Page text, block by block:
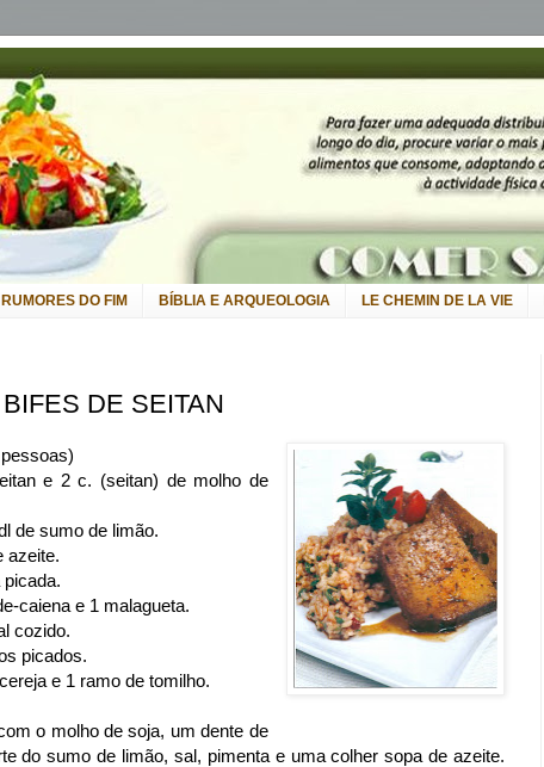
RUMORES DO FIM BÍBLIA E ARQUEOLOGIA LE CHEMIN DE LA VIE
DE SEITAN
e 2 c. (seitan) de molho de
de sumo de limão.
azeite.
caiena e 1 malagueta.
cozido.
picados.
e 1 ramo de tomilho.
o molho de soja, um dente de
do sumo de limão, sal, pimenta e uma colher sopa de azeite.